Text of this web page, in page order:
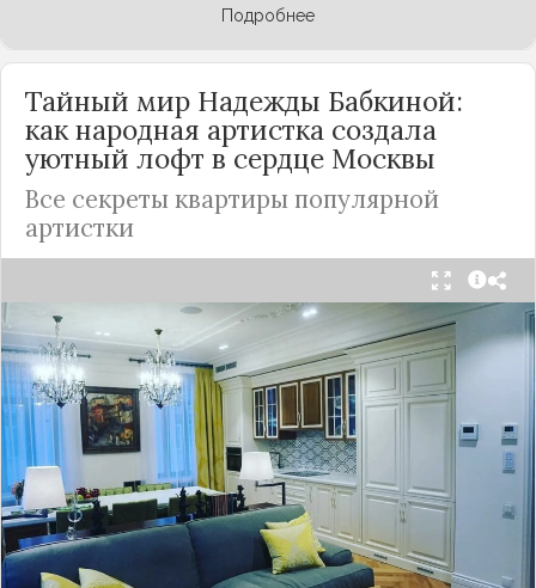
Подробнее
Тайный мир Надежды Бабкиной:
как народная артистка создала
уютный лофт в сердце Москвы
Все секреты квартиры популярной
артистки
Народная артисткаРоссииНадежда Бабкина,
известная своей любовью к традиционному
стилю и народной эстетике, удивила
поклонников, выбрав для своей новой
московской квартиры современный стиль лофт.
Это решение стало настоящим откровением,
демонстрирующим её умение сочетать классику
и актуальные тенденции. Подробности о
проекте раскрывает канал “DOMEO | РЕМОНТ
КВАРТИР | НЕДВИЖИМОСТЬ” 2.